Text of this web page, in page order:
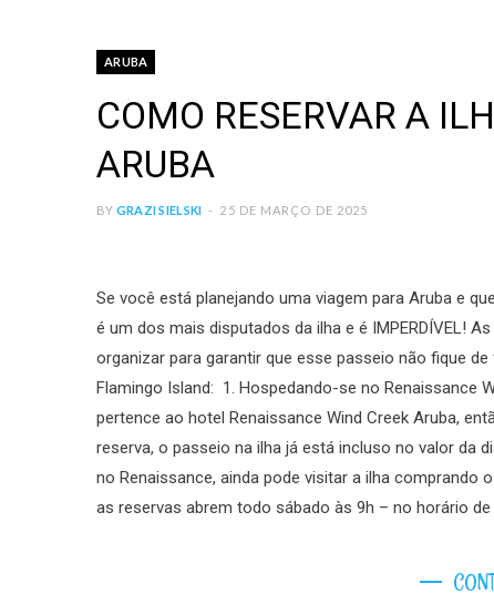
ARUBA
COMO RESERVAR A
ARUBA
BY GRAZI SIELSKI 25 DE MARÇO DE 2025
Se você está planejando uma viagem para Aruba e
é um dos mais disputados da ilha e é IMPERDÍVEL!
organizar para garantir que esse passeio não fique
Flamingo Island: 1. Hospedando-se no Renaissance
pertence ao hotel Renaissance Wind Creek Aruba,
reserva, o passeio na ilha já está incluso no valor da
no Renaissance, ainda pode visitar a ilha comprando
as reservas abrem todo sábado às 9h – no horário de